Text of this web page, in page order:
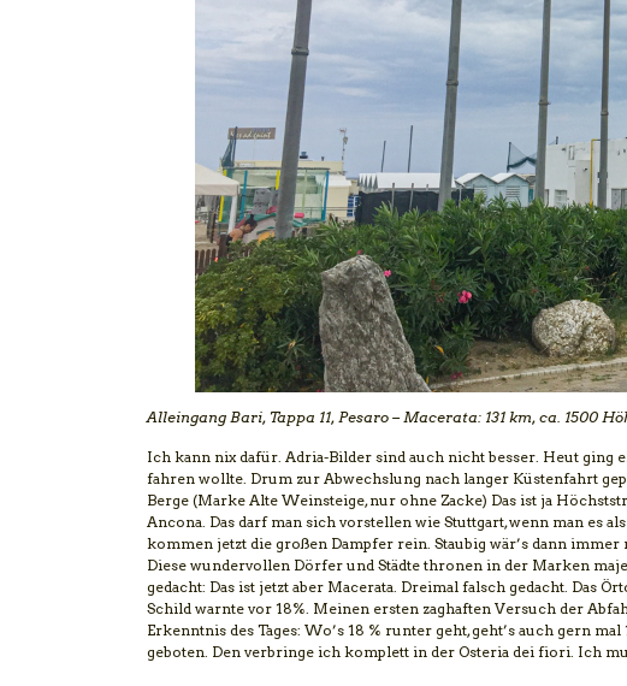
Alleingang Bari, Tappa 11, Pesaro – Macerata: 131 km, ca. 1500
Ich kann nix dafür. Adria-Bilder sind auch nicht besser. Heut ging
fahren wollte. Drum zur Abwechslung nach langer Küstenfahrt
Berge (Marke Alte Weinsteige, nur ohne Zacke) Das ist ja
Ancona. Das darf man sich vorstellen wie Stuttgart, wenn man es
kommen jetzt die großen Dampfer rein. Staubig wär’s dann
Diese wundervollen Dörfer und Städte thronen in der Marken
gedacht: Das ist jetzt aber Macerata. Dreimal falsch gedacht. Das
Schild warnte vor 18%. Meinen ersten zaghaften Versuch der
Erkenntnis des Tages: Wo’s 18 % runter geht, geht’s auch gern
geboten. Den verbringe ich komplett in der Osteria dei fiori. Ich